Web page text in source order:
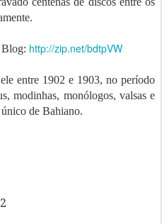
Blog: http://zip.net/bdtpVW
entre 1902 e 1903, no período
modinhas, monólogos, valsas e
de Bahiano.